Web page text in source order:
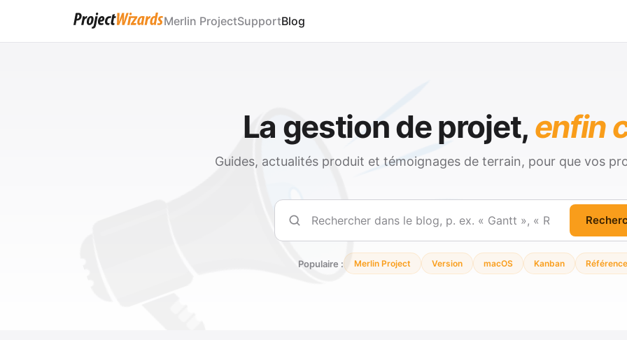
Merlin ProjectSupportBlog
La gestion de projet, enfin
Guides, actualités produit et témoignages de terrain, pour que vos
Rechercher
Populaire : Merlin Project Version macOS Kanban